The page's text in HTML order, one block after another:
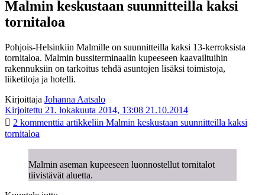
Malmin keskustaan suunnitteilla kaksi
tornitaloa
Pohjois-Helsinkiin Malmille on suunnitteilla kaksi 13-kerroksista
tornitaloa. Malmin bussiterminaalin kupeeseen kaavailtuihin
rakennuksiin on tarkoitus tehdä asuntojen lisäksi toimistoja,
liiketiloja ja hotelli.
Kirjoittaja Johanna Aatsalo
Kirjoitettu 21. lokakuuta 2014, 13:08 21.10.2014
2 kommenttia artikkeliin Malmin keskustaan suunnitteilla kaksi
tornitaloa
Malmin aseman kupeeseen luonnostellut tornitalot
tiivistävät aluetta.